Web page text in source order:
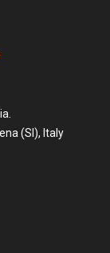
(SI), Italy